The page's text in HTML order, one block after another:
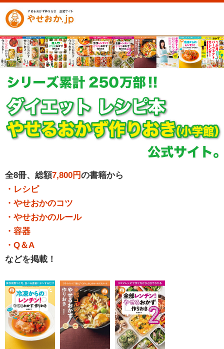
全8冊、総額7,800円の書籍から
・レシピ
・やせおかのコツ
・やせおかのルール
・容器
・Q＆A
などを掲載！